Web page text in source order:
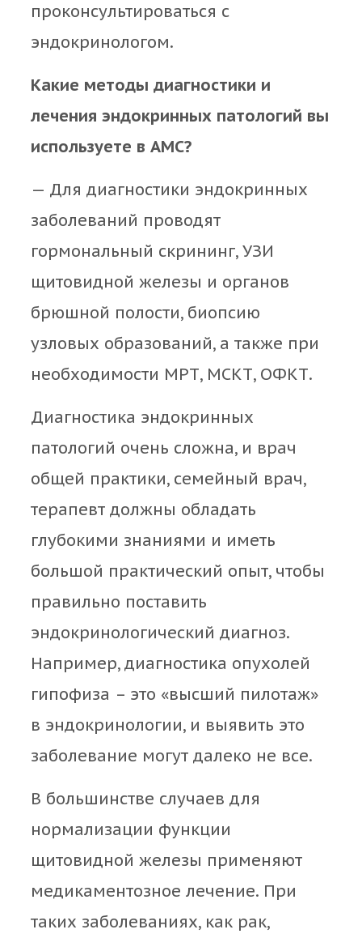
проконсультироваться с
эндокринологом.
Какие методы диагностики и
лечения эндокринных патологий вы
используете в АМС?
— Для диагностики эндокринных
заболеваний проводят
гормональный скрининг, УЗИ
щитовидной железы и органов
брюшной полости, биопсию
узловых образований, а также при
необходимости МРТ, МСКТ, ОФКТ.
Диагностика эндокринных
патологий очень сложна, и врач
общей практики, семейный врач,
терапевт должны обладать
глубокими знаниями и иметь
большой практический опыт, чтобы
правильно поставить
эндокринологический диагноз.
Например, диагностика опухолей
гипофиза – это «высший пилотаж»
в эндокринологии, и выявить это
заболевание могут далеко не все.
В большинстве случаев для
нормализации функции
щитовидной железы применяют
медикаментозное лечение. При
таких заболеваниях, как рак,